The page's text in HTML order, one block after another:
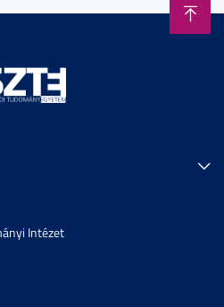
Intézet